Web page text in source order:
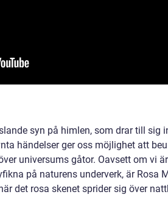
syn på himlen, som drar till sig
händelser ger oss möjlighet att
universums gåtor. Oavsett om vi är
på naturens underverk, är Rosa
det rosa skenet sprider sig över